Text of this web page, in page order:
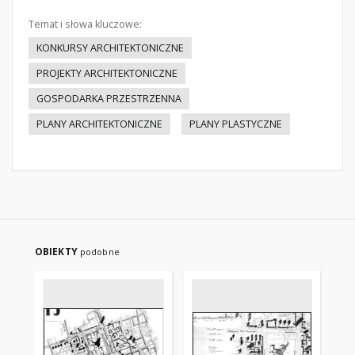
Temat i słowa kluczowe:
KONKURSY ARCHITEKTONICZNE
PROJEKTY ARCHITEKTONICZNE
GOSPODARKA PRZESTRZENNA
PLANY ARCHITEKTONICZNE
PLANY PLASTYCZNE
OBIEKTY podobne